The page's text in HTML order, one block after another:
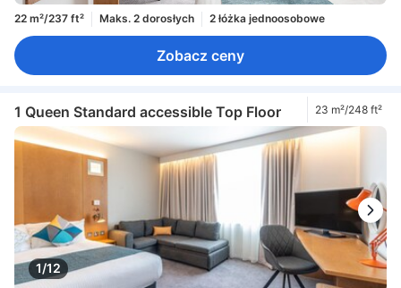
22 m²/237 ft² Maks. 2 dorosłych 2 łóżka jednoosobowe
Zobacz ceny
1 Queen Standard accessible Top Floor 23 m²/248 ft²
1/12